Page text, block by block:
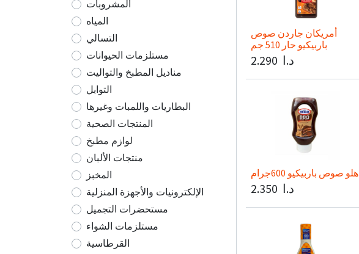
المشروبات
المياه
التسالي
مستلزمات الحيوانات
مناديل المطبخ والتواليت
التوابل
البطاريات واللمبات وغيرها
المنتجات الصحية
لوازم مطبخ
منتجات الألبان
المخبز
الإلكترونيات والأجهزة المنزلية
مستحضرات التجميل
مستلزمات الشواء
القرطاسية
أمريكان جاردن صوص
باربيكيو حار 510 جم
2.290 د.ا
هلو صوص باربيكيو 600جرام
2.350 د.ا